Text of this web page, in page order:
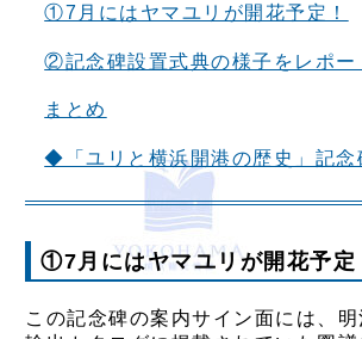
①7月にはヤマユリが開花予定！
②記念碑設置式典の様子をレポー
まとめ
◆「ユリと横浜開港の歴史」記念
①7月にはヤマユリが開花予定
この記念碑の案内サイン面には、